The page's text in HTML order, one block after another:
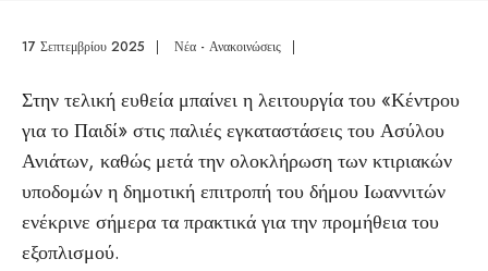
17 Σεπτεμβρίου 2025 | Νέα - Ανακοινώσεις |
Στην τελική ευθεία μπαίνει η λειτουργία του «Κέντρου
για το Παιδί» στις παλιές εγκαταστάσεις του Ασύλου
Ανιάτων, καθώς μετά την ολοκλήρωση των κτιριακών
υποδομών η δημοτική επιτροπή του δήμου Ιωαννιτών
ενέκρινε σήμερα τα πρακτικά για την προμήθεια του
εξοπλισμού.